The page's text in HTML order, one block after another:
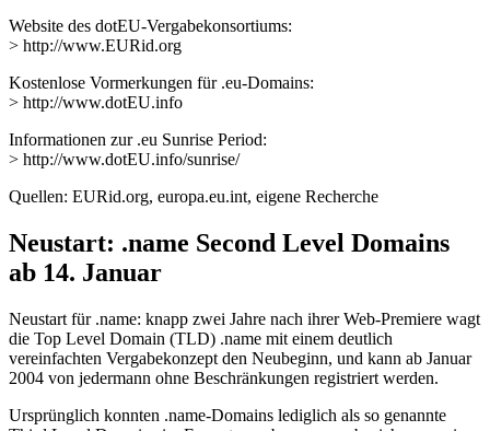
Website des dotEU-Vergabekonsortiums:
> http://www.EURid.org
Kostenlose Vormerkungen für .eu-Domains:
> http://www.dotEU.info
Informationen zur .eu Sunrise Period:
> http://www.dotEU.info/sunrise/
Quellen: EURid.org, europa.eu.int, eigene Recherche
Neustart: .name Second Level Domains
ab 14. Januar
Neustart für .name: knapp zwei Jahre nach ihrer Web-Premiere wagt
die Top Level Domain (TLD) .name mit einem deutlich
vereinfachten Vergabekonzept den Neubeginn, und kann ab Januar
2004 von jedermann ohne Beschränkungen registriert werden.
Ursprünglich konnten .name-Domains lediglich als so genannte